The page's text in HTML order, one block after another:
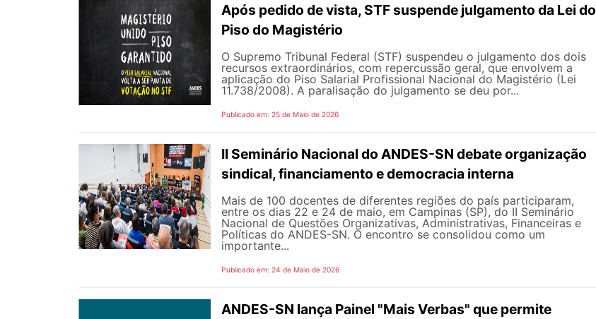
Após pedido de vista, STF suspende julgamento da Lei do
Piso do Magistério
O Supremo Tribunal Federal (STF) suspendeu o julgamento dos dois
recursos extraordinários, com repercussão geral, que envolvem a
aplicação do Piso Salarial Profissional Nacional do Magistério (Lei
11.738/2008). A paralisação do julgamento se deu por...
Publicado em: 25 de Maio de 2026
II Seminário Nacional do ANDES-SN debate organização
sindical, financiamento e democracia interna
Mais de 100 docentes de diferentes regiões do país participaram,
entre os dias 22 e 24 de maio, em Campinas (SP), do II Seminário
Nacional de Questões Organizativas, Administrativas, Financeiras e
Políticas do ANDES-SN. O encontro se consolidou como um
importante...
Publicado em: 24 de Maio de 2026
ANDES-SN lança Painel "Mais Verbas" que permite